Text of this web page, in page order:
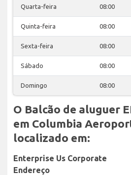
Quarta-feira 08:00
Quinta-feira 08:00
Sexta-feira 08:00
Sábado 08:00
Domingo 08:00
O Balcão de aluguer
em Columbia
localizado em:
Enterprise Us Corporate
Endereço